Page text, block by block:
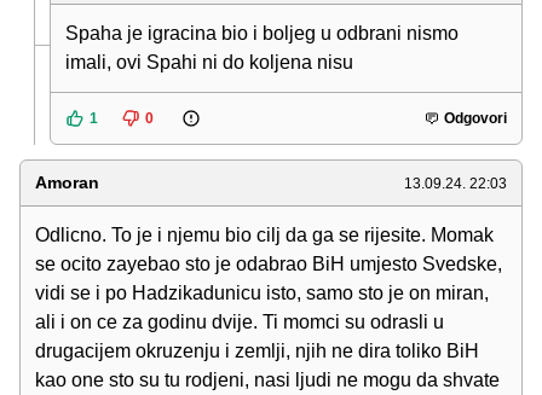
Spaha je igracina bio i boljeg u odbrani nismo
imali, ovi Spahi ni do koljena nisu
1 0 Odgovori
Amoran 13.09.24. 22:03
Odlicno. To je i njemu bio cilj da ga se rijesite. Momak
se ocito zayebao sto je odabrao BiH umjesto Svedske,
vidi se i po Hadzikadunicu isto, samo sto je on miran,
ali i on ce za godinu dvije. Ti momci su odrasli u
drugacijem okruzenju i zemlji, njih ne dira toliko BiH
kao one sto su tu rodjeni, nasi ljudi ne mogu da shvate